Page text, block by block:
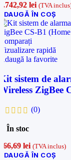
lei (TVA
ÎN COȘ
rapidă
la favorite
sistem de
ZigBee
(0)
În stoc
lei (TVA inclus)
ÎN COȘ